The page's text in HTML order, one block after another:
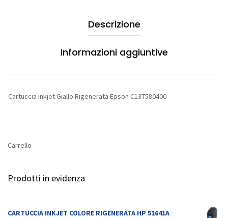
Descrizione
Informazioni aggiuntive
Cartuccia inkjet Giallo Rigenerata Epson C13T580400
Carrello
Prodotti in evidenza
CARTUCCIA INKJET COLORE RIGENERATA HP 51641A